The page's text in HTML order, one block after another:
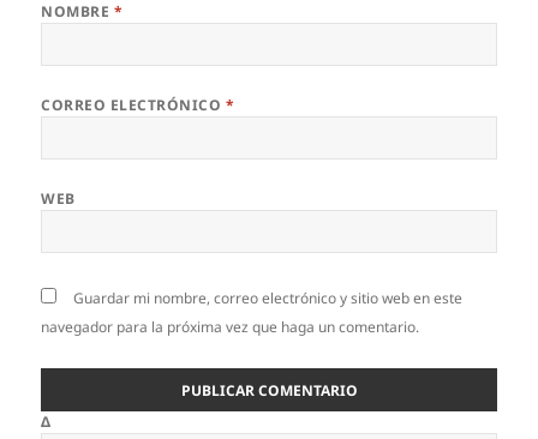
NOMBRE *
CORREO ELECTRÓNICO *
WEB
Guardar mi nombre, correo electrónico y sitio web en este
navegador para la próxima vez que haga un comentario.
Δ